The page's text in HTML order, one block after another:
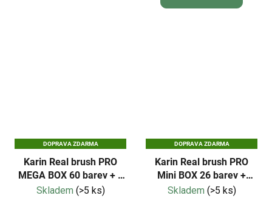
DOPRAVA ZDARMA
Karin Real brush PRO
MEGA BOX 60 barev + 3
blendery
Skladem (>5 ks)
DOPRAVA ZDARMA
Karin Real brush PRO
Mini BOX 26 barev +
blender
Skladem (>5 ks)